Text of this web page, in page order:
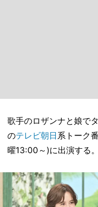
歌手のロザンナと娘で
のテレビ朝日 系トーク
曜13:00～)に出演する。